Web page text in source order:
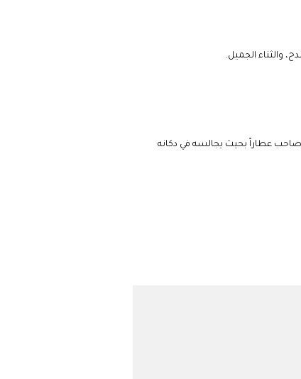
والثناء الجميل.
صاحب عطاراً بحيث يجالسه في دكانه